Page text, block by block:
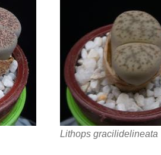
Lithops gracilidelineata